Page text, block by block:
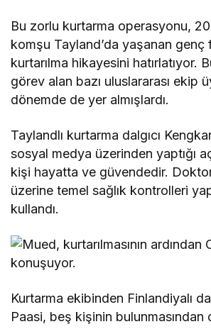
Bu zorlu kurtarma operasyonu,
komşu Tayland’da yaşanan genç
kurtarılma hikayesini hatırlatıyor.
görev alan bazı uluslararası ekip
dönemde de yer almışlardı.
Taylandlı kurtarma dalgıcı
sosyal medya üzerinden yaptığı
kişi hayatta ve güvendedir.
üzerine temel sağlık kontrolleri
kullandı.
Kurtarma ekibinden Finlandiyalı
Paasi, beş kişinin bulunmasından